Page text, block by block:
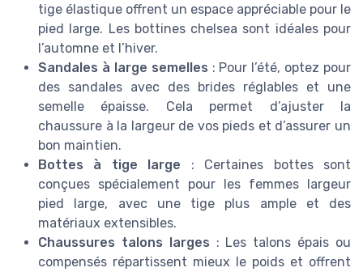
tige élastique offrent un espace appréciable pour le
pied large. Les bottines chelsea sont idéales pour
l’automne et l’hiver.
Sandales à large semelles : Pour l’été, optez pour
des sandales avec des brides réglables et une
semelle épaisse. Cela permet d’ajuster la
chaussure à la largeur de vos pieds et d’assurer un
bon maintien.
Bottes à tige large : Certaines bottes sont
conçues spécialement pour les femmes largeur
pied large, avec une tige plus ample et des
matériaux extensibles.
Chaussures talons larges : Les talons épais ou
compensés répartissent mieux le poids et offrent